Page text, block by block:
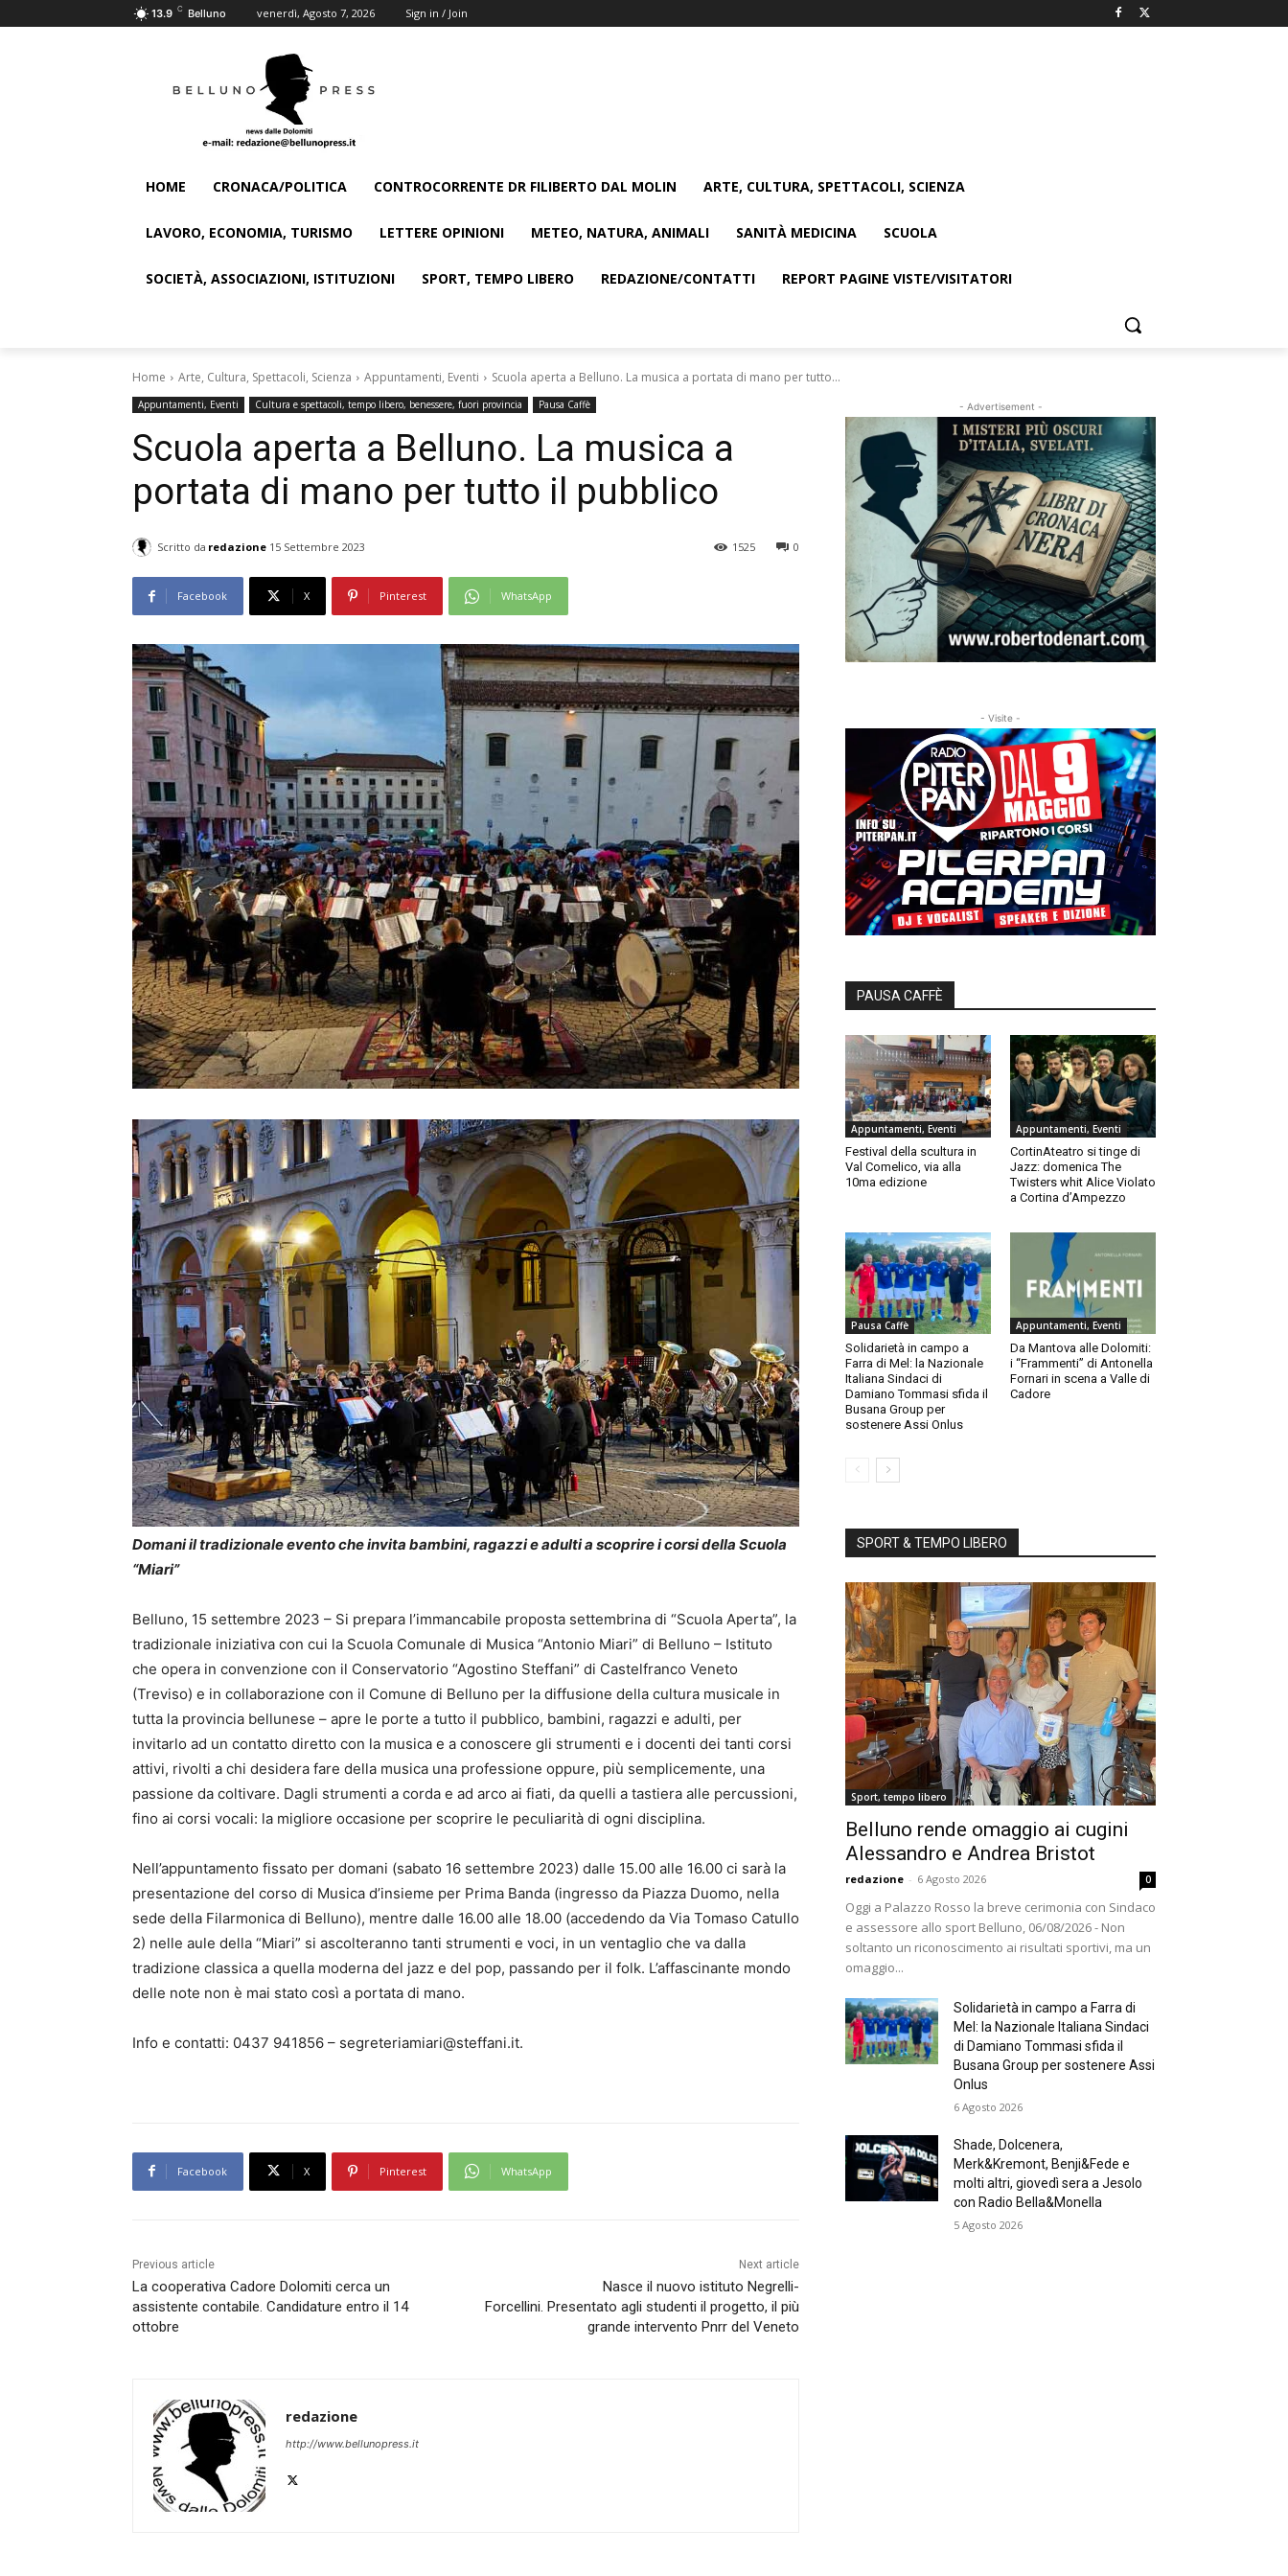
13.9 C Belluno venerdì, Agosto 7, 2026 Sign in / Join
HOME CRONACA/POLITICA CONTROCORRENTE DR FILIBERTO DAL MOLIN ARTE, CULTURA, SPETTACOLI, SCIENZA
LAVORO, ECONOMIA, TURISMO LETTERE OPINIONI METEO, NATURA, ANIMALI SANITÀ MEDICINA SCUOLA
SOCIETÀ, ASSOCIAZIONI, ISTITUZIONI SPORT, TEMPO LIBERO REDAZIONE/CONTATTI REPORT PAGINE VISTE/VISITATORI
Home Arte, Cultura, Spettacoli, Scienza Appuntamenti, Eventi Scuola aperta a Belluno. La musica a portata di mano per tutto...
Appuntamenti, Eventi Cultura e spettacoli, tempo libero, benessere, fuori provincia Pausa Caffè
Scuola aperta a Belluno. La musica a
portata di mano per tutto il pubblico
Scritto da redazione 15 Settembre 2023 0
1525
Facebook X Pinterest WhatsApp
Domani il tradizionale evento che invita bambini, ragazzi e adulti a scoprire i corsi della Scuola
“Miari”
Belluno, 15 settembre 2023 – Si prepara l’immancabile proposta settembrina di “Scuola Aperta”, la
tradizionale iniziativa con cui la Scuola Comunale di Musica “Antonio Miari” di Belluno – Istituto
che opera in convenzione con il Conservatorio “Agostino Steffani” di Castelfranco Veneto
(Treviso) e in collaborazione con il Comune di Belluno per la diffusione della cultura musicale in
tutta la provincia bellunese – apre le porte a tutto il pubblico, bambini, ragazzi e adulti, per
invitarlo ad un contatto diretto con la musica e a conoscere gli strumenti e i docenti dei tanti corsi
attivi, rivolti a chi desidera fare della musica una professione oppure, più semplicemente, una
passione da coltivare. Dagli strumenti a corda e ad arco ai fiati, da quelli a tastiera alle percussioni,
fino ai corsi vocali: la migliore occasione per scoprire le peculiarità di ogni disciplina.
Nell’appuntamento fissato per domani (sabato 16 settembre 2023) dalle 15.00 alle 16.00 ci sarà la
presentazione del corso di Musica d’insieme per Prima Banda (ingresso da Piazza Duomo, nella
sede della Filarmonica di Belluno), mentre dalle 16.00 alle 18.00 (accedendo da Via Tomaso Catullo
2) nelle aule della “Miari” si ascolteranno tanti strumenti e voci, in un ventaglio che va dalla
tradizione classica a quella moderna del jazz e del pop, passando per il folk. L’affascinante mondo
delle note non è mai stato così a portata di mano.
Info e contatti: 0437 941856 – segreteriamiari@steffani.it.
Facebook X Pinterest WhatsApp
Previous article
La cooperativa Cadore Dolomiti cerca un
assistente contabile. Candidature entro il 14
ottobre
Next article
Nasce il nuovo istituto Negrelli-
Forcellini. Presentato agli studenti il progetto, il più
grande intervento Pnrr del Veneto
redazione
http://www.bellunopress.it
- Advertisement -
- Visite -
PAUSA CAFFÈ
Appuntamenti, Eventi
Festival della scultura in
Val Comelico, via alla
10ma edizione
Appuntamenti, Eventi
CortinAteatro si tinge di
Jazz: domenica The
Twisters whit Alice Violato
a Cortina d’Ampezzo
Pausa Caffè
Solidarietà in campo a
Farra di Mel: la Nazionale
Italiana Sindaci di
Damiano Tommasi sfida il
Busana Group per
sostenere Assi Onlus
Appuntamenti, Eventi
Da Mantova alle Dolomiti:
i “Frammenti” di Antonella
Fornari in scena a Valle di
Cadore
SPORT & TEMPO LIBERO
Sport, tempo libero
Belluno rende omaggio ai cugini
Alessandro e Andrea Bristot
redazione - 6 Agosto 2026 0
Oggi a Palazzo Rosso la breve cerimonia con Sindaco
e assessore allo sport Belluno, 06/08/2026 - Non
soltanto un riconoscimento ai risultati sportivi, ma un
omaggio...
Solidarietà in campo a Farra di
Mel: la Nazionale Italiana Sindaci
di Damiano Tommasi sfida il
Busana Group per sostenere Assi
Onlus
6 Agosto 2026
Shade, Dolcenera,
Merk&Kremont, Benji&Fede e
molti altri, giovedì sera a Jesolo
con Radio Bella&Monella
5 Agosto 2026